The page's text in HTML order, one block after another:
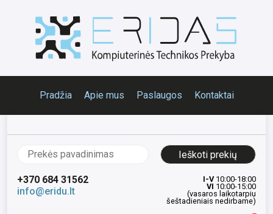
Pradžia Apie mus Paslaugos Kontaktai
Ieškoti:
+370 684 31562
info@eridu.lt
I-V10:00-18:00
VI 10:00-15:00
(vasaros laikotarpiu
šeštadieniais nedirbame)